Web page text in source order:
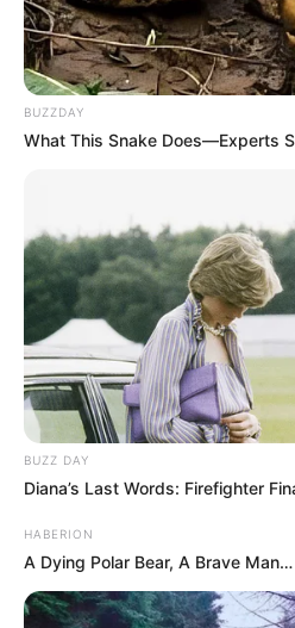
BUZZDAY
What This Snake Does—Experts
BUZZ DAY
Diana’s Last Words: Firefighter
HABERION
A Dying Polar Bear, A Brave